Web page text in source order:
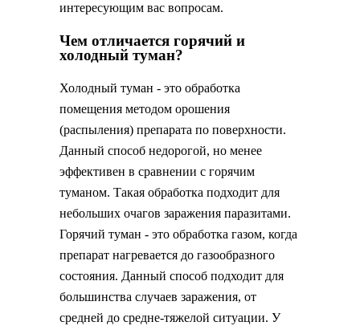
интересующим вас вопросам.
Чем отличается горячий и
холодный туман?
Холодный туман - это обработка
помещения методом орошения
(распыления) препарата по поверхности.
Данный способ недорогой, но менее
эффективен в сравнении с горячим
туманом. Такая обработка подходит для
небольших очагов заражения паразитами.
Горячий туман - это обработка газом, когда
препарат нагревается до газообразного
состояния. Данный способ подходит для
большинства случаев заражения, от
средней до средне-тяжелой ситуации. У